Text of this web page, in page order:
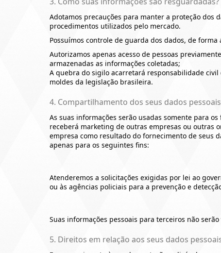
Adotamos precauções para manter a proteção dos
procedimentos utilizados pelo mercado.
Possuímos controle de guarda dos dados, de
Autorizamos apenas acesso de pessoas
armazenadas as informações coletadas;
A quebra do sigilo acarretará responsabilidade
moldes da legislação brasileira.
4. Compartilhamento dos seus dados pessoais
As suas informações serão usadas somente para
receberá marketing de outras empresas ou outras
empresa como resultado do fornecimento de seus
apenas para os seguintes fins:
Atenderemos a solicitações exigidas por lei ao
ou às agências policiais para a prevenção e
Suas informações pessoais para terceiros não
5. Direitos em relação aos seus dados